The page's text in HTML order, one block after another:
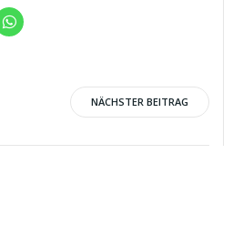
Post
navigation
NÄCHSTER BEITRAG